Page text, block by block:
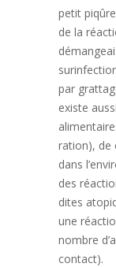
petit
de la
par
existe
ration), de
dans
des
dites
une
nombre
contact).